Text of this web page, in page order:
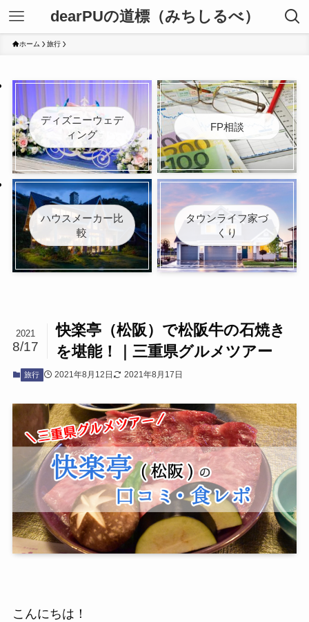
dearPUの道標（みちしるべ）
ホーム 旅行
ディズニーウェデ
ィング
FP相談
ハウスメーカー比
較
タウンライフ家づ
くり
快楽亭（松阪）で松阪牛の石焼き
を堪能！｜三重県グルメツアー
2021
8/17
旅行 2021年8月12日 2021年8月17日
こんにちは！